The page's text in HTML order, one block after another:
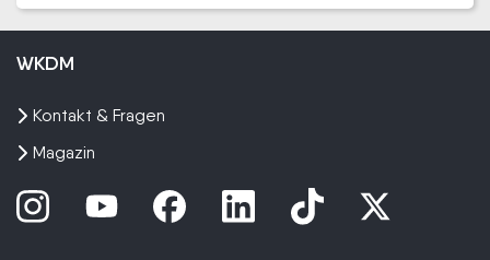
WKDM
Kontakt & Fragen
Magazin